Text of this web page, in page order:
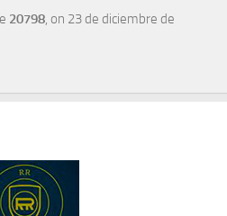
20798, on 23 de diciembre de